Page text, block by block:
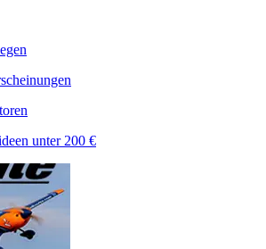
unter 200 €